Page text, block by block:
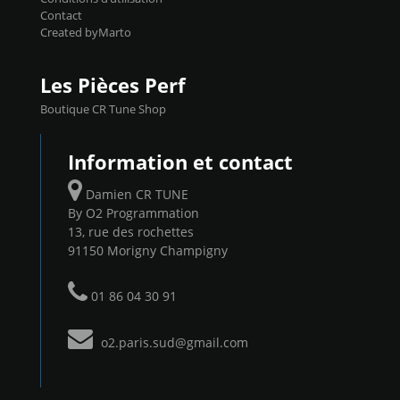
Contact
Created byMarto
Les Pièces Perf
Boutique CR Tune Shop
Information et contact
Damien CR TUNE
By O2 Programmation
13, rue des rochettes
91150 Morigny Champigny
01 86 04 30 91
o2.paris.sud@gmail.com